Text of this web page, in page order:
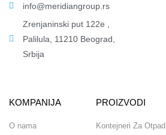
info@meridiangroup.rs
Zrenjaninski put 122e ,
Palilula, 11210 Beograd,
Srbija
KOMPANIJA
O nama
PROIZVODI
Kontejneri Za Otpad